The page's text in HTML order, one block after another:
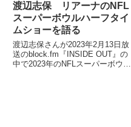
渡辺志保 リアーナのNFL
スーパーボウルハーフタイ
ムショーを語る
渡辺志保さんが2023年2月13日放
送のblock.fm『INSIDE OUT』の
中で2023年のNFLスーパーボウル